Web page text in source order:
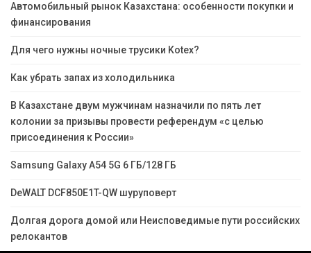
Автомобильный рынок Казахстана: особенности покупки и
финансирования
Для чего нужны ночные трусики Kotex?
Как убрать запах из холодильника
В Казахстане двум мужчинам назначили по пять лет
колонии за призывы провести референдум «с целью
присоединения к России»
Samsung Galaxy A54 5G 6 ГБ/128 ГБ
DeWALT DCF850E1T-QW шуруповерт
Долгая дорога домой или Неисповедимые пути российских
релокантов